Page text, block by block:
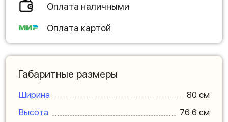
Оплата наличными
Оплата картой
Габаритные размеры
Ширина
80 см
Высота
76.6 см